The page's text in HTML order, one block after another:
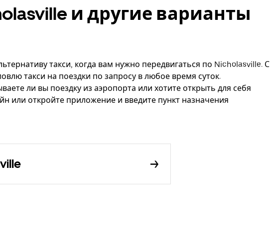
и другие варианты
такси, когда вам нужно передвигаться по Nicholasville. С
такси на поездки по запросу в любое время суток.
ли вы поездку из аэропорта или хотите открыть для себя
или откройте приложение и введите пункт назначения